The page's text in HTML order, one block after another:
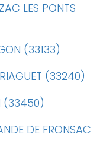
LES PONTS
(33133)
(33240)
(33450)
DE FRONSAC